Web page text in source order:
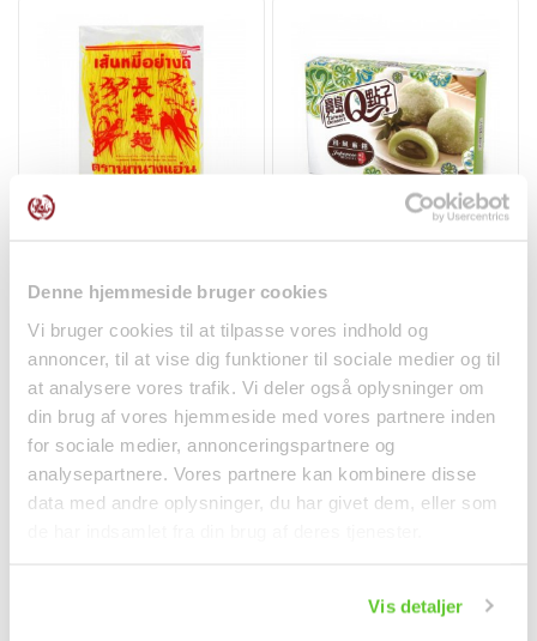
Denne hjemmeside bruger cookies
Vi bruger cookies til at tilpasse vores indhold og
annoncer, til at vise dig funktioner til sociale medier og til
at analysere vores trafik. Vi deler også oplysninger om
din brug af vores hjemmeside med vores partnere inden
for sociale medier, annonceringspartnere og
analysepartnere. Vores partnere kan kombinere disse
data med andre oplysninger, du har givet dem, eller som
Vis detaljer
en velsmagende vegetarisk variant.
- Kombiner med en frisk agurkesalat for at tilføje en
kølende kontrast til den krydrede satay.
Agurke salat opskrift:
1. Mix 4 spsk hvid eddike, 5 spsk sukker og ¾ tsk salt.
2. Opvarm indtil sukkeret er opløst. Fjern fra varme og lad
Swallow
Nudler
34,00 kr.
Snacks
32,00 kr.